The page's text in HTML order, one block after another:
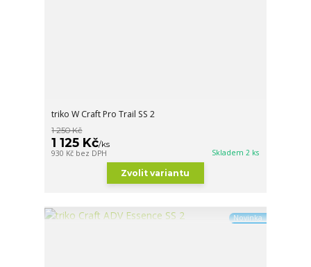
triko W Craft Pro Trail SS 2
1 250 Kč
1 125 Kč/ks
930 Kč bez DPH Skladem 2 ks
Zvolit variantu
Novinka